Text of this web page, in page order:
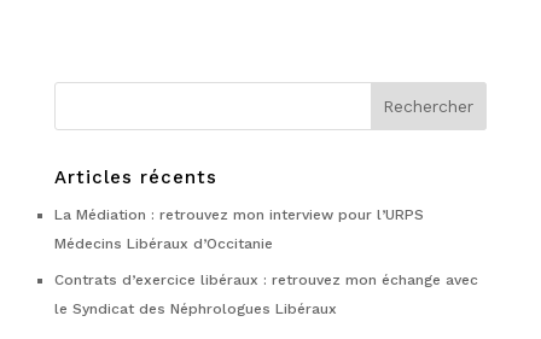
Articles récents
La Médiation : retrouvez mon interview pour l’URPS
Médecins Libéraux d’Occitanie
Contrats d’exercice libéraux : retrouvez mon échange avec
le Syndicat des Néphrologues Libéraux